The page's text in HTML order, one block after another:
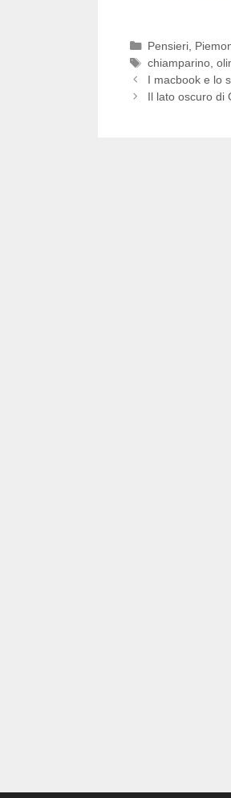
Categorie
Pensieri,
Tag
chiamparino,
I macbook e lo
Il lato oscuro di